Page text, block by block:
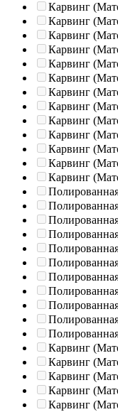
Карвинг
Карвинг
Карвинг
Карвинг
Карвинг
Карвинг
Карвинг
Карвинг
Карвинг
Карвинг
Карвинг
Карвинг
Карвинг
Карвинг
Карвинг
Карвинг
Карвинг
Карвинг